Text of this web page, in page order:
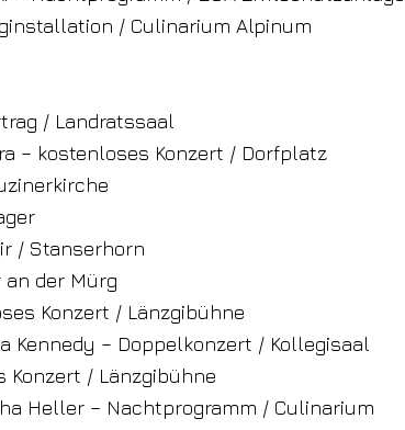
/ Culinarium Alpinum
/ Landratssaal
– kostenloses Konzert / Dorfplatz
/ Stanserhorn
an der Mürg
Konzert / Länzgibühne
Kennedy – Doppelkonzert / Kollegisaal
Konzert / Länzgibühne
Heller – Nachtprogramm / Culinarium